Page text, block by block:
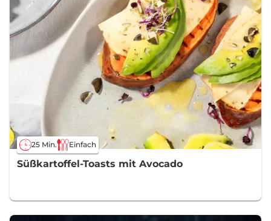
25 Min. Einfach
Süßkartoffel-Toasts mit Avocado